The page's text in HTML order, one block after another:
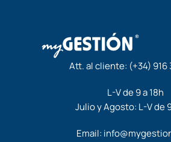
Att. al cliente: (+34) 916
L-V de 9 a 18h
Julio y Agosto: L-V de
Email: